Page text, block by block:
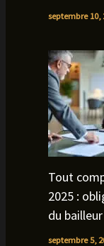
septembre 10,
Tout
2025 :
du bailleur
septembre 5,